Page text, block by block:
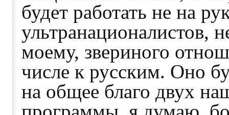
будет работать не на
ультранационалистов,
моему, звериного
числе к русским. Оно
на общее благо двух